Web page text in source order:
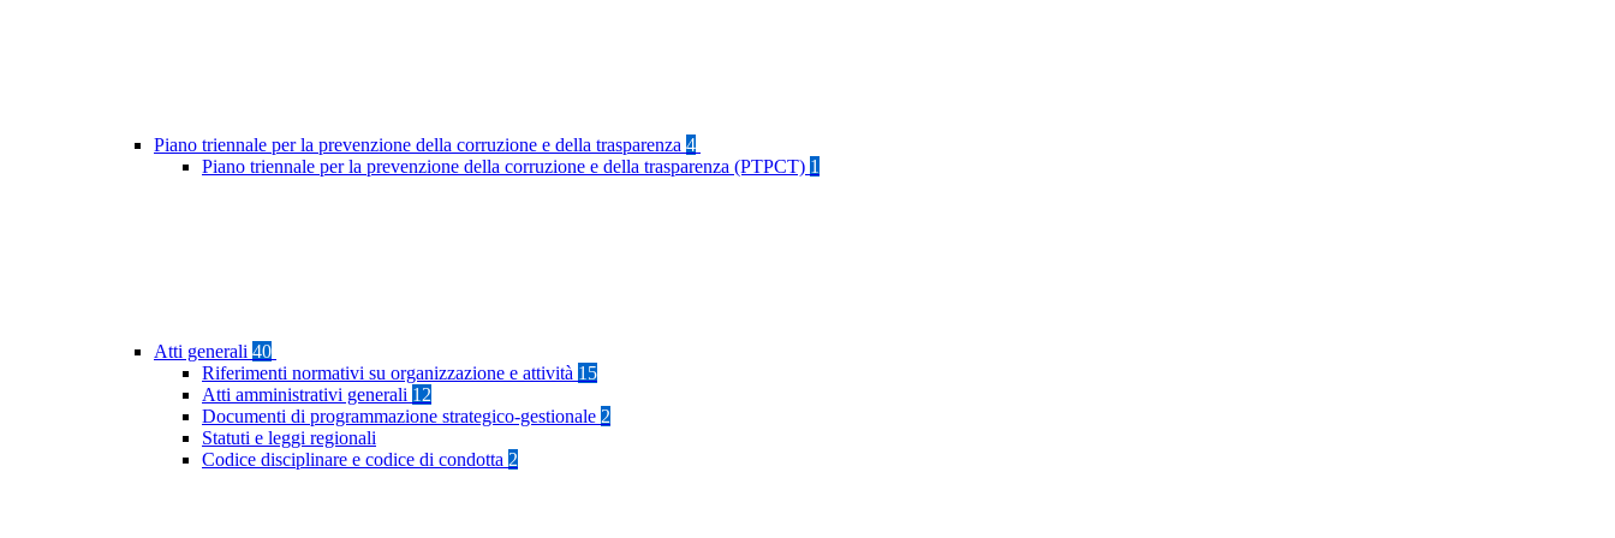
Piano triennale per la prevenzione della corruzione e della trasparenza 4
Piano triennale per la prevenzione della corruzione e della trasparenza (PTPCT) 1
Atti generali 40
Riferimenti normativi su organizzazione e attività 15
Atti amministrativi generali 12
Documenti di programmazione strategico-gestionale 2
Statuti e leggi regionali
Codice disciplinare e codice di condotta 2